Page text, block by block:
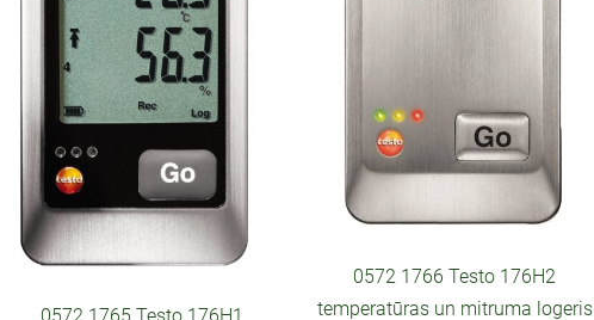
0572 1766 Testo 176H2
temperatūras un mitruma logeris